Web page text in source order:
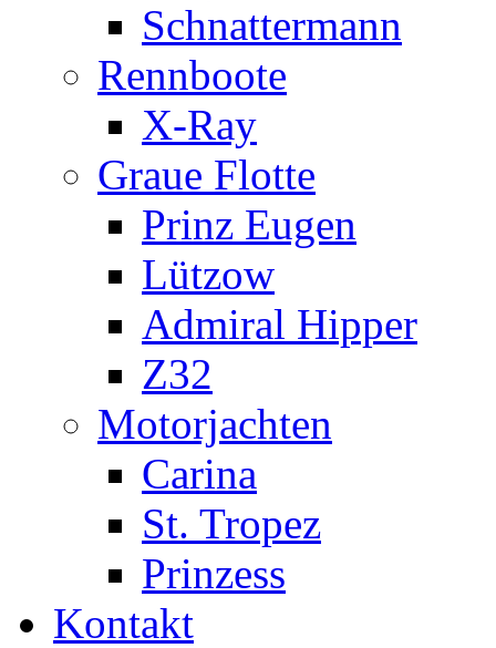
Schnattermann
Rennboote
X-Ray
Graue Flotte
Prinz Eugen
Lützow
Admiral Hipper
Z32
Motorjachten
Carina
St. Tropez
Prinzess
Kontakt